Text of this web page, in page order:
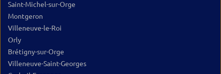
Saint-Michel-sur-Orge
Montgeron
Villeneuve-le-Roi
Orly
Brétigny-sur-Orge
Villeneuve-Saint-Georges